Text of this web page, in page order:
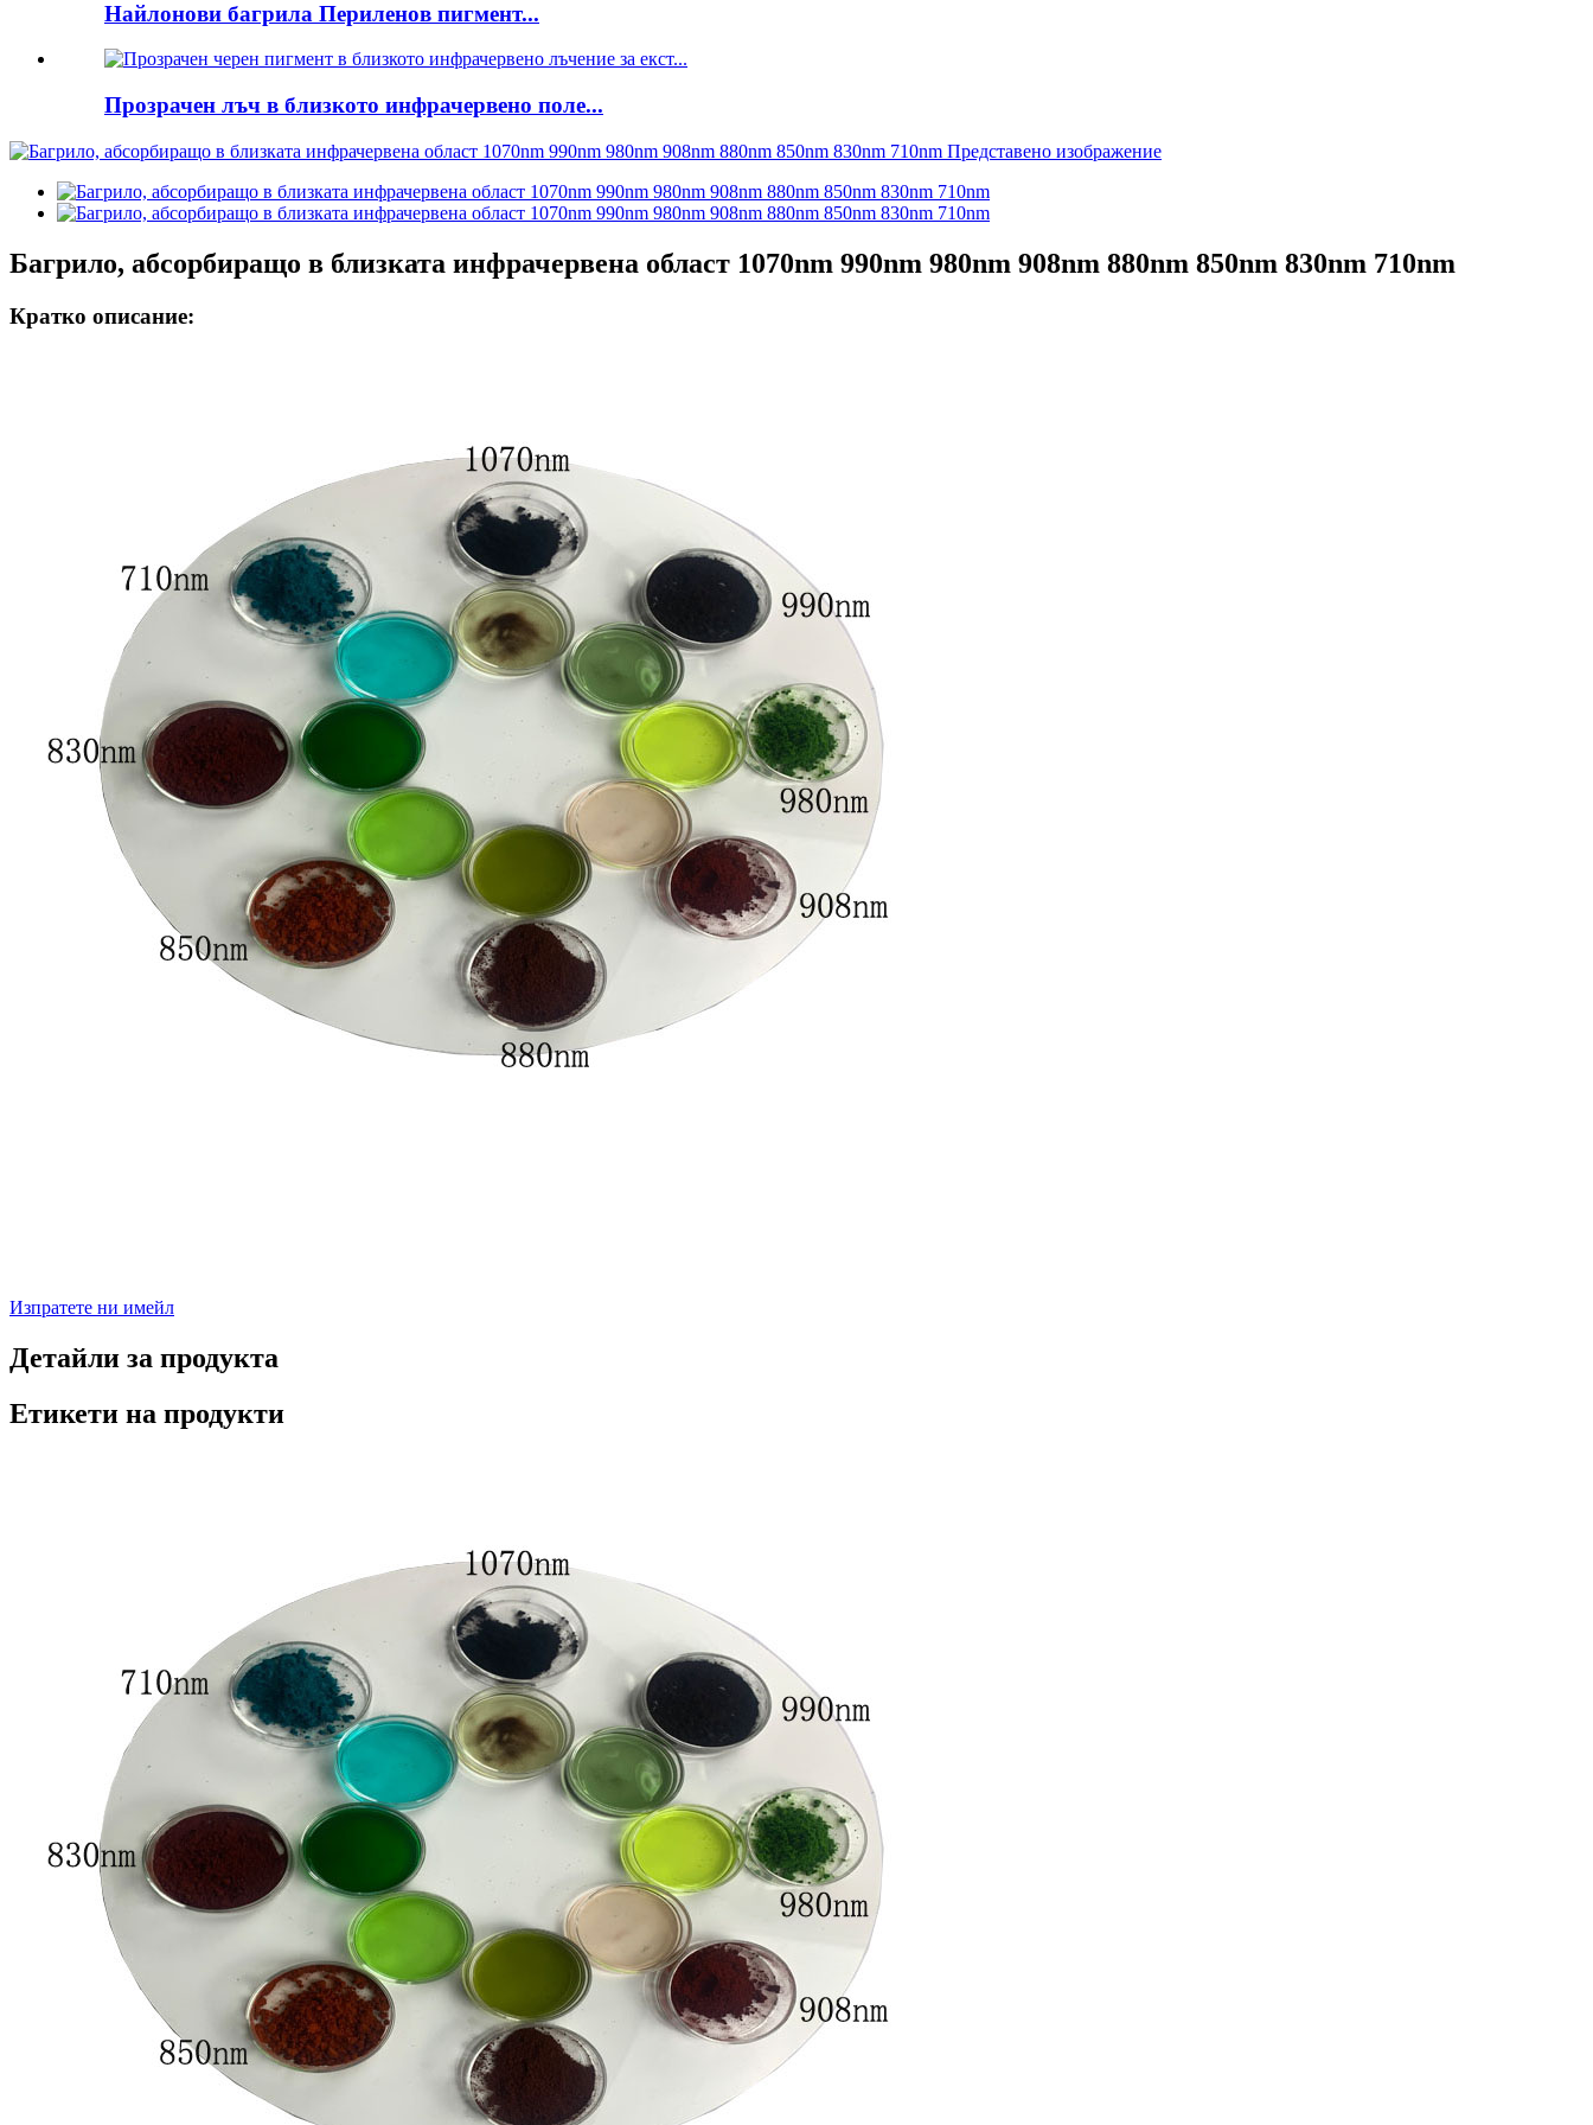
Найлонови багрила Периленов пигмент...
Прозрачен лъч в близкото инфрачервено поле...
Багрило, абсорбиращо в близката инфрачервена област 1070nm 990nm 980nm 908nm 880nm 850nm 830nm 710nm
Кратко описание:
Изпратете ни имейл
Детайли за продукта
Етикети на продукти